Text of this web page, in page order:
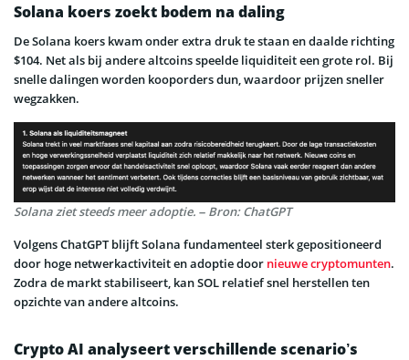
Solana koers zoekt bodem na daling
De Solana koers kwam onder extra druk te staan en daalde richting
$104. Net als bij andere altcoins speelde liquiditeit een grote rol. Bij
snelle dalingen worden kooporders dun, waardoor prijzen sneller
wegzakken.
Solana ziet steeds meer adoptie. – Bron: ChatGPT
Volgens ChatGPT blijft Solana fundamenteel sterk gepositioneerd
door hoge netwerkactiviteit en adoptie door nieuwe cryptomunten.
Zodra de markt stabiliseert, kan SOL relatief snel herstellen ten
opzichte van andere altcoins.
Crypto AI analyseert verschillende scenario’s